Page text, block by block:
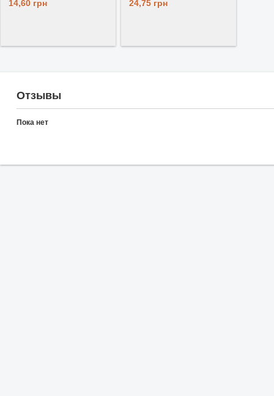
14,60 грн 24,75 грн
Отзывы
Пока нет